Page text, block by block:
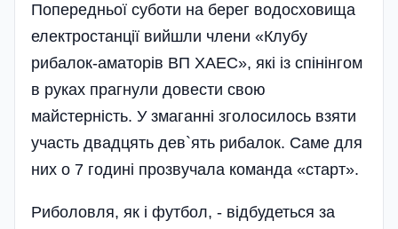
Попередньої суботи на берег водосховища
електростанції вийшли члени «Клубу
рибалок-аматорів ВП ХАЕС», які із спінінгом
в руках прагнули довести свою
майстерність. У змаганні зголосилось взяти
участь двадцять дев`ять рибалок. Саме для
них о 7 годині прозвучала команда «старт».
Риболовля, як і футбол, - відбудеться за